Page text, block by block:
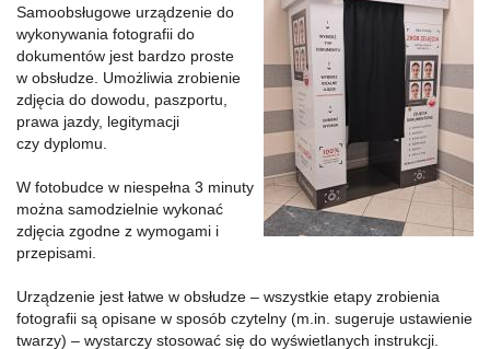
Samoobsługowe urządzenie do
wykonywania fotografii do
dokumentów jest bardzo proste
w obsłudze. Umożliwia zrobienie
zdjęcia do dowodu, paszportu,
prawa jazdy, legitymacji
czy dyplomu.
W fotobudce w niespełna 3 minuty
można samodzielnie wykonać
zdjęcia zgodne z wymogami i
przepisami.
Urządzenie jest łatwe w obsłudze – wszystkie etapy zrobienia
fotografii są opisane w sposób czytelny (m.in. sugeruje ustawienie
twarzy) – wystarczy stosować się do wyświetlanych instrukcji.